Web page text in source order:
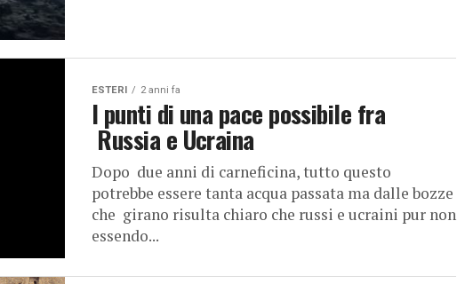
ESTERI 2 anni fa
I punti di una pace possibile fra
Russia e Ucraina
Dopo due anni di carneficina, tutto questo
potrebbe essere tanta acqua passata ma dalle bozze
che girano risulta chiaro che russi e ucraini pur non
essendo...